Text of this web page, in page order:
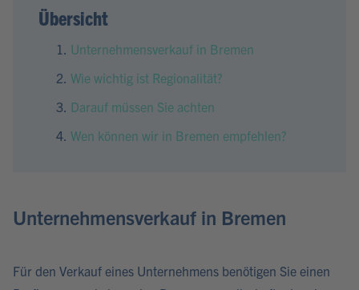
Übersicht
Unternehmensverkauf in Bremen
Wie wichtig ist Regionalität?
Darauf müssen Sie achten
Wen können wir in Bremen empfehlen?
Unternehmensverkauf in Bremen
Für den Verkauf eines Unternehmens benötigen Sie einen